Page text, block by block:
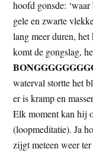
hoofd gonsde:
gele en zwarte
lang meer duren,
komt de gongslag,
waterval stortte het
er is kramp en
Elk moment kan hij
(loopmeditatie). Ja
zijgt meteen weer